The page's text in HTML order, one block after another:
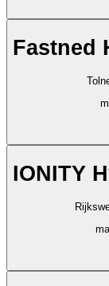
Fastned
IONITY